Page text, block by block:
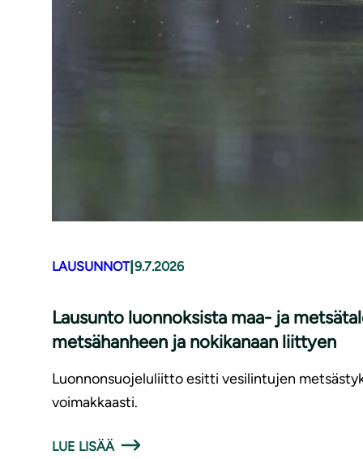
LAUSUNNOT|9.7.2026
Lausunto luonnoksista maa- ja
metsähanheen ja nokikanaan liittyen
Luonnonsuojeluliitto esitti vesilintujen
voimakkaasti.
LUE LISÄÄ